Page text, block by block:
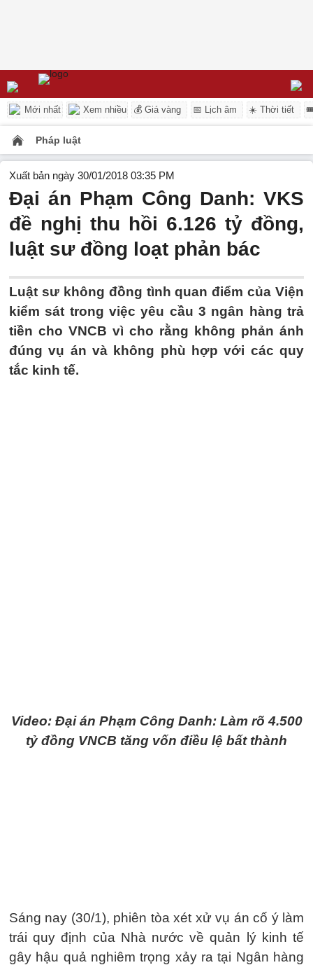
Mới nhất Xem nhiều 💰 Giá vàng 📅 Lịch âm ☀️ Thời tiết
Pháp luật
Xuất bản ngày 30/01/2018 03:35 PM
Đại án Phạm Công Danh: VKS
đề nghị thu hồi 6.126 tỷ đồng,
luật sư đồng loạt phản bác
Luật sư không đồng tình quan điểm của Viện
kiểm sát trong việc yêu cầu 3 ngân hàng trả
tiền cho VNCB vì cho rằng không phản ánh
đúng vụ án và không phù hợp với các quy
tắc kinh tế.
Video: Đại án Phạm Công Danh: Làm rõ 4.500
tỷ đồng VNCB tăng vốn điều lệ bất thành
Sáng nay (30/1), phiên tòa xét xử vụ án cố ý làm
trái quy định của Nhà nước về quản lý kinh tế
gây hậu quả nghiêm trọng xảy ra tại Ngân hàng